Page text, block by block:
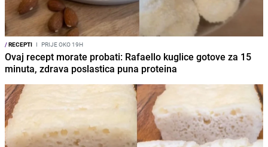
/RECEPTI I PRIJE OKO 19H
Ovaj recept morate probati: Rafaello kuglice gotove za 15
minuta, zdrava poslastica puna proteina